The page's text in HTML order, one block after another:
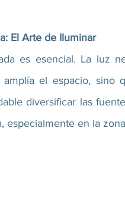
El Arte de Iluminar
es esencial. La luz
el espacio, sino
diversificar las
especialmente en la